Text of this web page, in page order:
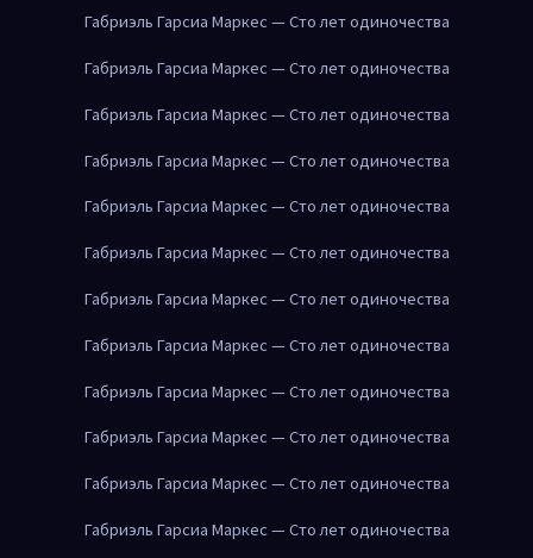
Габриэль Гарсиа Маркес — Сто лет одиночества
Габриэль Гарсиа Маркес — Сто лет одиночества
Габриэль Гарсиа Маркес — Сто лет одиночества
Габриэль Гарсиа Маркес — Сто лет одиночества
Габриэль Гарсиа Маркес — Сто лет одиночества
Габриэль Гарсиа Маркес — Сто лет одиночества
Габриэль Гарсиа Маркес — Сто лет одиночества
Габриэль Гарсиа Маркес — Сто лет одиночества
Габриэль Гарсиа Маркес — Сто лет одиночества
Габриэль Гарсиа Маркес — Сто лет одиночества
Габриэль Гарсиа Маркес — Сто лет одиночества
Габриэль Гарсиа Маркес — Сто лет одиночества